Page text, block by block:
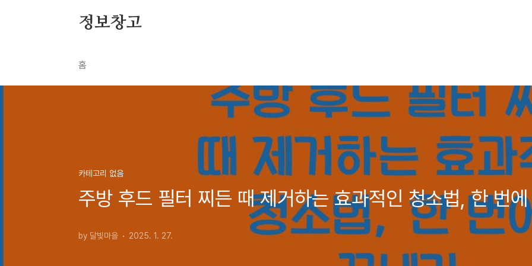
정보창고
홈
카테고리 없음
주방 후드 필터 찌든 때 제거하는 효과적인 청소법, 한 번
by 달빛마을 2025. 1. 27.